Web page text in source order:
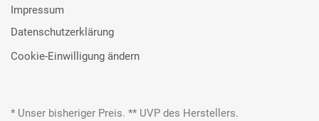
Impressum
Datenschutzerklärung
Cookie-Einwilligung ändern
* Unser bisheriger Preis. ** UVP des Herstellers.